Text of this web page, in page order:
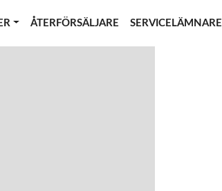
ÅTERFÖRSÄLJARE SERVICELÄMNARE